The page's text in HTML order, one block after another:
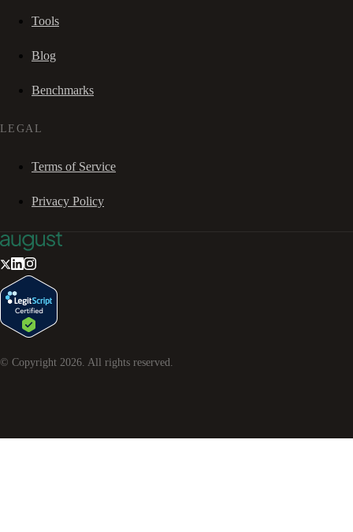
Tools
Blog
Benchmarks
LEGAL
Terms of Service
Privacy Policy
© Copyright 2026. All rights reserved.